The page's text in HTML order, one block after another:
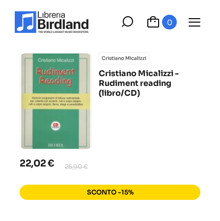
0
Cristiano Micalizzi
Cristiano Micalizzi -
Rudiment reading
(libro/CD)
22,02 € 25,90 €
SCONTO -15%